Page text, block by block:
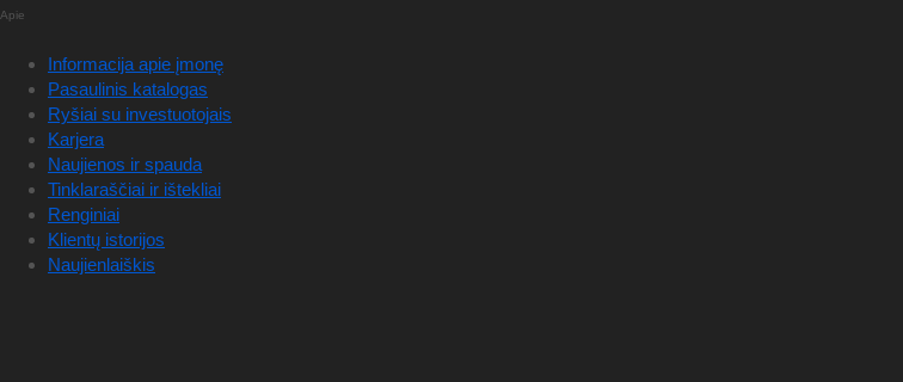
Apie
Informacija apie įmonę
Pasaulinis katalogas
Ryšiai su investuotojais
Karjera
Naujienos ir spauda
Tinklaraščiai ir ištekliai
Renginiai
Klientų istorijos
Naujienlaiškis